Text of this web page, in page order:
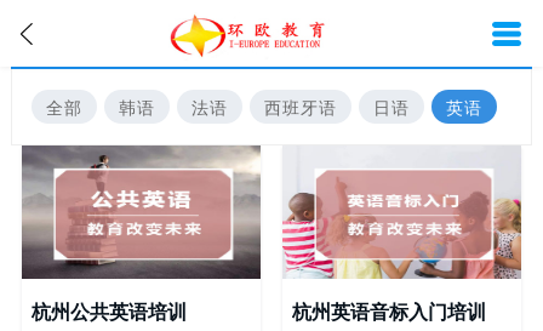
全部 韩语 法语 西班牙语 日语 英语
杭州公共英语培训 杭州英语音标入门培训